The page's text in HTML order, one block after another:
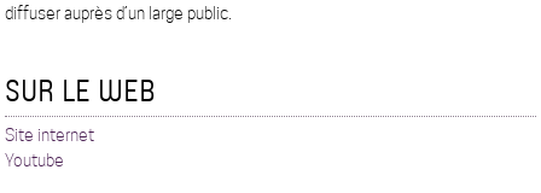
diffuser auprès d’un large public.
SUR LE WEB
Site internet
Youtube